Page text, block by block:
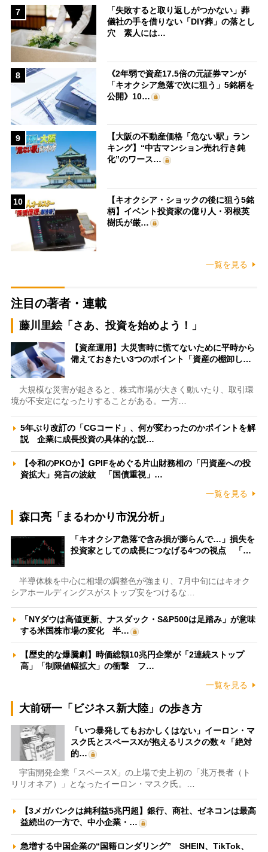
7
「失敗すると取り返しがつかない」葬
儀社の手を借りない「DIY葬」の落とし
穴 素人には…
8
《2年弱で資産17.5倍の元証券マンが
「キオクシア急落で次に狙う」5銘柄を
公開》10…
9
【大阪の不動産価格「危ない駅」ラン
キング】“中古マンション売れ行き鈍
化”のワース…
10
【キオクシア・ショックの後に狙う5銘
柄】イベント投資家の億り人・羽根英
樹氏が厳…
一覧を見る
注目の著者・連載
藤川里絵「さあ、投資を始めよう！」
【資産運用】大災害時に慌てないために平時から
備えておきたい3つのポイント「資産の棚卸し…
大規模な災害が起きると、株式市場が大きく動いたり、取引環
境が不安定になったりすることがある。一方…
5年ぶり改訂の「CGコード」、何が変わったのかポイントを解
説 企業に成長投資の具体的な説…
【令和のPKOか】GPIFをめぐる片山財務相の「円資産への投
資拡大」発言の波紋 「国債重視」…
一覧を見る
森口亮「まるわかり市況分析」
「キオクシア急落で含み損が膨らんで…」損失を
投資家としての成長につなげる4つの視点 「…
半導体株を中心に相場の調整色が強まり、7月中旬にはキオク
シアホールディングスがストップ安をつけるな…
「NYダウは高値更新、ナスダック・S&P500は足踏み」が意味
する米国株市場の変化 半…
【歴史的な爆騰劇】時価総額10兆円企業が「2連続ストップ
高」「制限値幅拡大」の衝撃 フ…
一覧を見る
大前研一「ビジネス新大陸」の歩き方
「いつ暴発してもおかしくはない」イーロン・マ
スク氏とスペースXが抱えるリスクの数々「絶対
的…
宇宙開発企業「スペースX」の上場で史上初の「兆万長者（ト
リリオネア）」となったイーロン・マスク氏。…
【3メガバンクは純利益5兆円超】銀行、商社、ゼネコンは最高
益続出の一方で、中小企業・…
急増する中国企業の“国籍ロンダリング” SHEIN、TikTok、